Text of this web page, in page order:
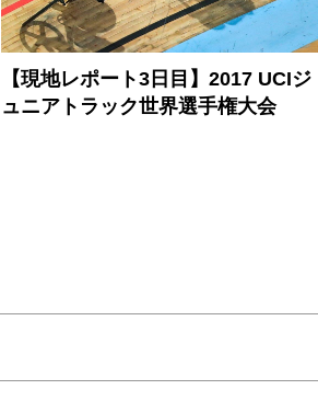
【現地レポート3日目】2017 UCIジ
ュニアトラック世界選手権大会